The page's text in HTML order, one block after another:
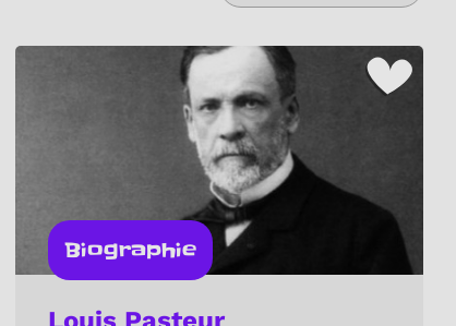
Biographie